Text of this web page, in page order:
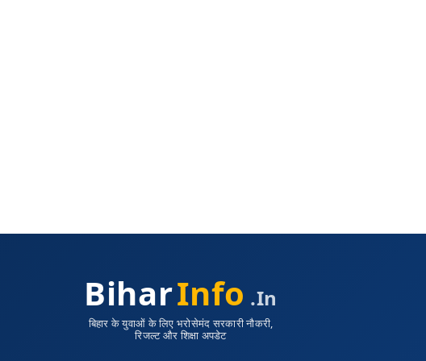
BiharInfo .in
बिहार के युवाओं के लिए भरोसेमंद सरकारी नौकरी,
रिजल्ट और शिक्षा अपडेट